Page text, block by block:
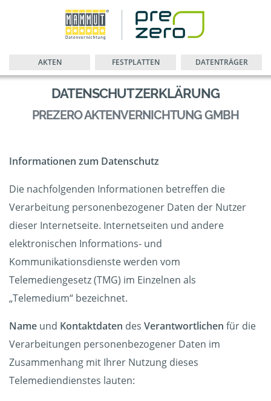
AKTEN FESTPLATTEN DATENTRÄGER
DATENSCHUTZERKLÄRUNG
PREZERO AKTENVERNICHTUNG GMBH
Informationen zum Datenschutz
Die nachfolgenden Informationen betreffen die
Verarbeitung personenbezogener Daten der Nutzer
dieser Internetseite. Internetseiten und andere
elektronischen Informations- und
Kommunikationsdienste werden vom
Telemediengesetz (TMG) im Einzelnen als
„Telemedium“ bezeichnet.
Name und Kontaktdaten des Verantwortlichen für die
Verarbeitungen personenbezogener Daten im
Zusammenhang mit Ihrer Nutzung dieses
Telemediendienstes lauten: